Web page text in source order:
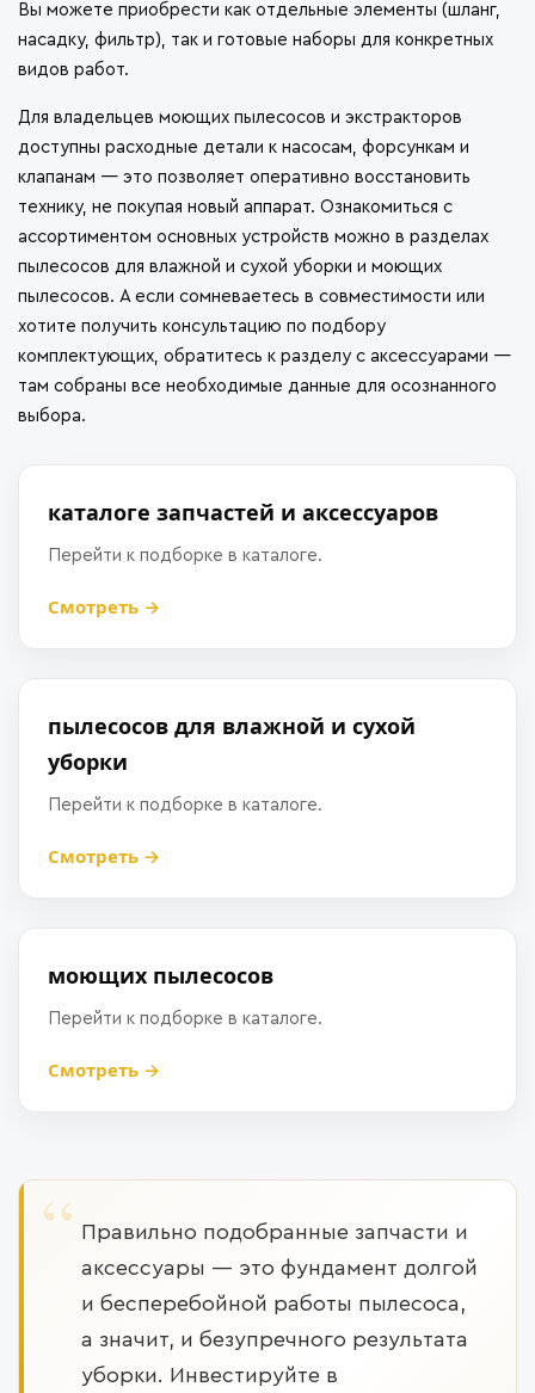
Вы можете приобрести как отдельные элементы (шланг,
насадку, фильтр), так и готовые наборы для конкретных
видов работ.
Для владельцев моющих пылесосов и экстракторов
доступны расходные детали к насосам, форсункам и
клапанам — это позволяет оперативно восстановить
технику, не покупая новый аппарат. Ознакомиться с
ассортиментом основных устройств можно в разделах
пылесосов для влажной и сухой уборки и моющих
пылесосов. А если сомневаетесь в совместимости или
хотите получить консультацию по подбору
комплектующих, обратитесь к разделу с аксессуарами —
там собраны все необходимые данные для осознанного
выбора.
каталоге запчастей и аксессуаров
Перейти к подборке в каталоге.
Смотреть →
пылесосов для влажной и сухой
уборки
Перейти к подборке в каталоге.
Смотреть →
моющих пылесосов
Перейти к подборке в каталоге.
Смотреть →
Правильно подобранные запчасти и
аксессуары — это фундамент долгой
и бесперебойной работы пылесоса,
а значит, и безупречного результата
уборки. Инвестируйте в